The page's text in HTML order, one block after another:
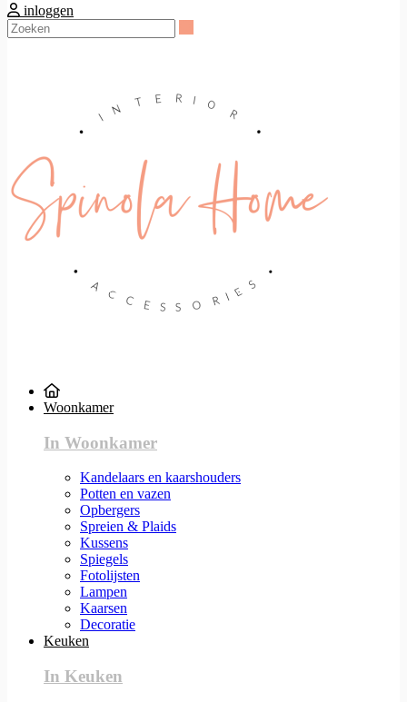
inloggen
Woonkamer
In Woonkamer
Kandelaars en kaarshouders
Potten en vazen
Opbergers
Spreien & Plaids
Kussens
Spiegels
Fotolijsten
Lampen
Kaarsen
Decoratie
Keuken
In Keuken